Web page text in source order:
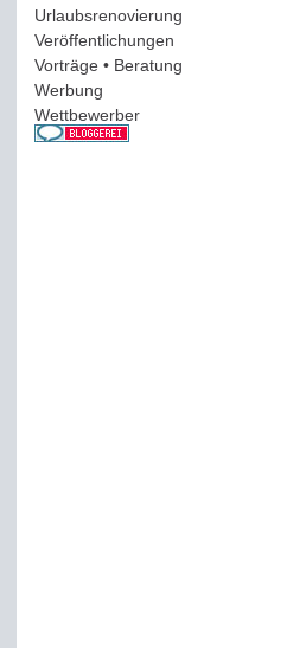
Urlaubsrenovierung
Veröffentlichungen
Vorträge • Beratung
Werbung
Wettbewerber(61)